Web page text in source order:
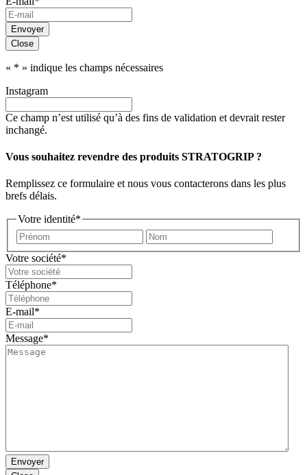
Envoyer
Close
« * » indique les champs nécessaires
Instagram
Ce champ n’est utilisé qu’à des fins de validation et devrait rester
inchangé.
Vous souhaitez revendre des produits STRATOGRIP ?
Remplissez ce formulaire et nous vous contacterons dans les plus
brefs délais.
Votre identité*
Prénom
Votre société*
Téléphone*
E-mail*
Message*
Envoyer